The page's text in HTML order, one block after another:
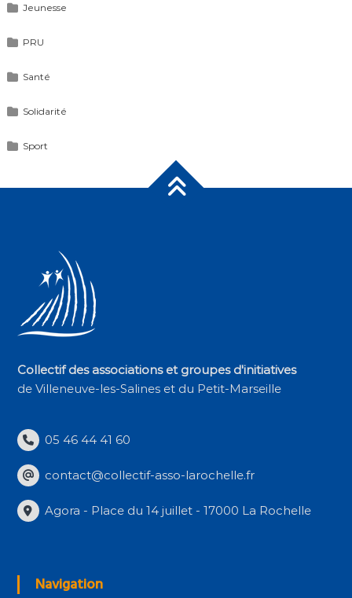
Jeunesse
PRU
Santé
Solidarité
Sport
Collectif des associations et groupes d'initiatives
de Villeneuve-les-Salines et du Petit-Marseille
05 46 44 41 60
contact@collectif-asso-larochelle.fr
Agora - Place du 14 juillet - 17000 La Rochelle
Navigation